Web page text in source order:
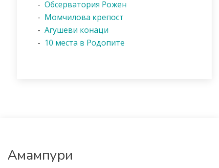
- Обсерватория Рожен
- Момчилова крепост
- Агушеви конаци
- 10 места в Родопите
Амампури